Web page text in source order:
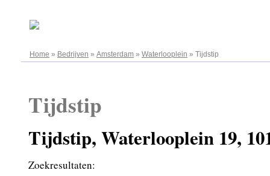
Home » Bedrijven » Amsterdam » Waterlooplein » Tijdstip
Tijdstip
Tijdstip, Waterlooplein 19,
Zoekresultaten: